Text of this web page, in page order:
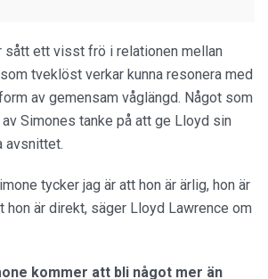
sått ett visst frö i relationen mellan
tveklöst verkar kunna resonera med
av gemensam våglängd. Något som
Simones tanke på att ge Lloyd sin
avsnittet.
tycker jag är att hon är ärlig, hon är
hon är direkt, säger Lloyd Lawrence om
kommer att bli något mer än